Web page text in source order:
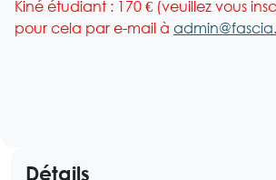
Kiné étudiant : 170 € (veuillez vous
pour cela par e-mail à
Détails